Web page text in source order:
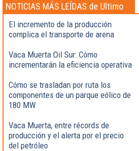
NOTICIAS MÁS LEÍDAS de Ultimo
momento
El incremento de la producción
complica el transporte de arena
Vaca Muerta Oil Sur: Cómo
incrementarán la eficiencia operativa
Cómo se trasladan por ruta los
componentes de un parque eólico de
180 MW
Vaca Muerta, entre récords de
producción y el alerta por el precio
del petróleo